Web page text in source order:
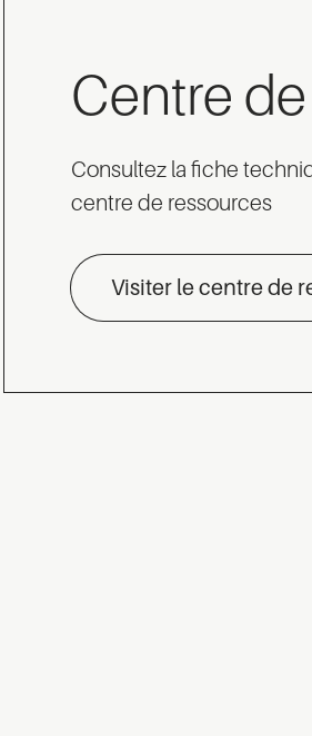
Centre
Consultez la fiche
centre de ressources
Visiter le centre de